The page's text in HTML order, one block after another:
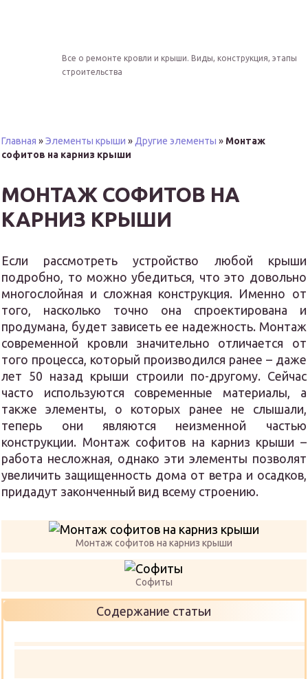
Все о ремонте кровли и крыши. Виды, конструкция, этапы
строительства
Главная »Элементы крыши » Другие элементы » Монтаж
софитов на карниз крыши
МОНТАЖ СОФИТОВ НА
КАРНИЗ КРЫШИ
Если рассмотреть устройство любой крыши
подробно, то можно убедиться, что это довольно
многослойная и сложная конструкция. Именно от
того, насколько точно она спроектирована и
продумана, будет зависеть ее надежность. Монтаж
современной кровли значительно отличается от
того процесса, который производился ранее – даже
лет 50 назад крыши строили по-другому. Сейчас
часто используются современные материалы, а
также элементы, о которых ранее не слышали,
теперь они являются неизменной частью
конструкции. Монтаж софитов на карниз крыши –
работа несложная, однако эти элементы позволят
увеличить защищенность дома от ветра и осадков,
придадут законченный вид всему строению.
Монтаж софитов на карниз крыши
Софиты
Содержание статьи